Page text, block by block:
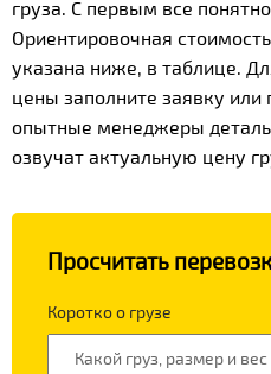
груза. С первым все
Ориентировочная
указана ниже, в таблице.
цены заполните заявку
опытные менеджеры
озвучат актуальную цену
Просчитать
Коротко о грузе